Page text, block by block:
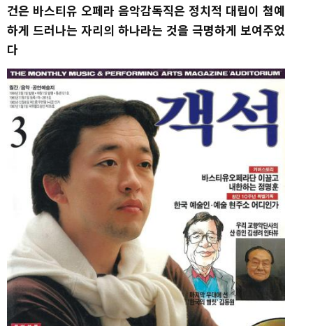
건은 바스티유 오페라 음악감독직은 정치적 대립이 첨예
하게 드러나는 자리의 하나라는 것을 극명하게 보여주었
다